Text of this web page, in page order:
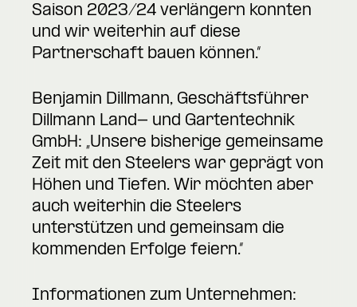
Saison 2023/24 verlängern konnten
und wir weiterhin auf diese
Partnerschaft bauen können.“
Benjamin Dillmann, Geschäftsführer
Dillmann Land- und Gartentechnik
GmbH: „Unsere bisherige gemeinsame
Zeit mit den Steelers war geprägt von
Höhen und Tiefen. Wir möchten aber
auch weiterhin die Steelers
unterstützen und gemeinsam die
kommenden Erfolge feiern.“
Informationen zum Unternehmen: